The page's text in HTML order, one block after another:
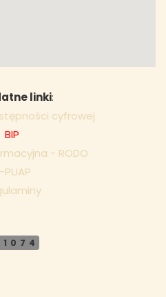
linki:
cyfrowej
BIP
- RODO